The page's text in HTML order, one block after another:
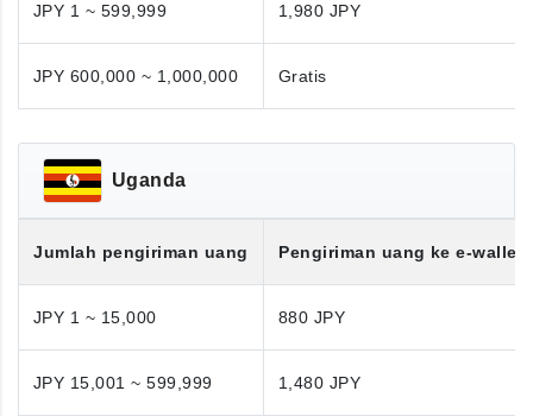
JPY 1 ~ 599,999 1,980 JPY
JPY 600,000 ~ 1,000,000 Gratis
Uganda
Jumlah pengiriman uang Pengiriman uang ke e-wallet
JPY 1 ~ 15,000 880 JPY
JPY 15,001 ~ 599,999 1,480 JPY